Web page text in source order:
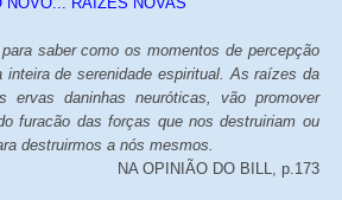
saber como os momentos de percepção
inteira de serenidade espiritual. As raízes da
ervas daninhas neuróticas, vão promover
furacão das forças que nos destruiriam ou
destruirmos a nós mesmos.
NA OPINIÃO DO BILL, p.173